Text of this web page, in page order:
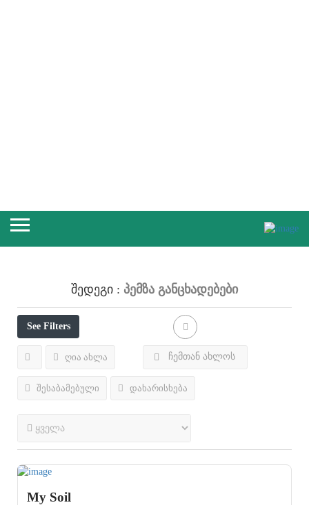
Შედეგი : Პემზა Განცხადებები
See Filters
ღია ახლა ჩემთან ახლოს
შესაბამებული დახარისხება
My Soil